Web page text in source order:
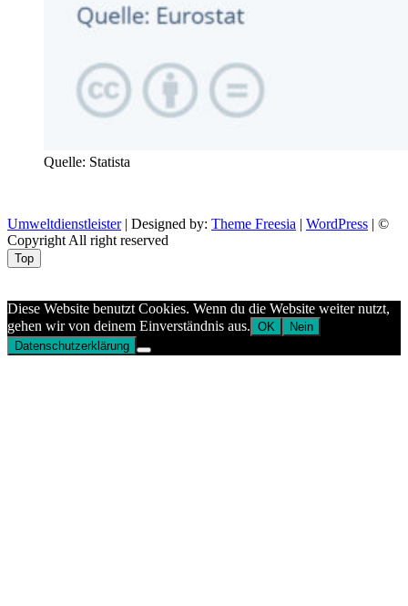
Quelle: Statista
Umweltdienstleister| Designed by: Theme Freesia | WordPress | ©
Copyright All right reserved
Top
Diese Website benutzt Cookies. Wenn du die Website weiter nutzt,
gehen wir von deinem Einverständnis aus. OK
Nein
Datenschutzerklärung